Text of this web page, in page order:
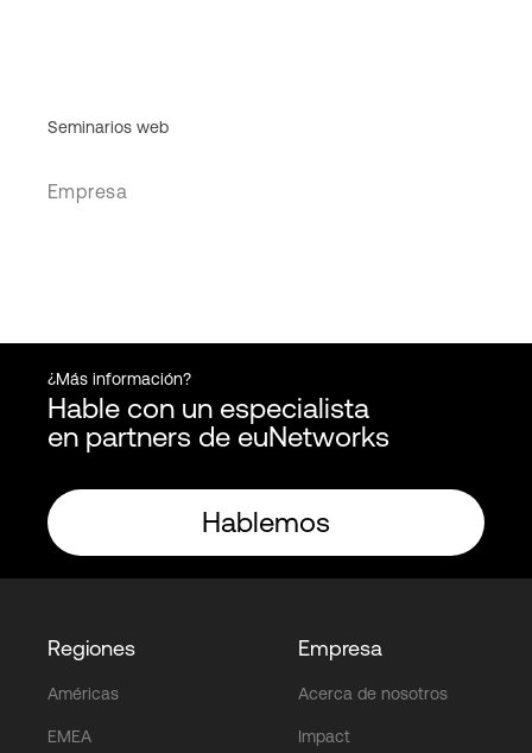
Seminarios web
Empresa
¿Más información?
Hable con un especialista
en partners de euNetworks
Hablemos
Regiones
Américas
EMEA
Empresa
Acerca de nosotros
Impact